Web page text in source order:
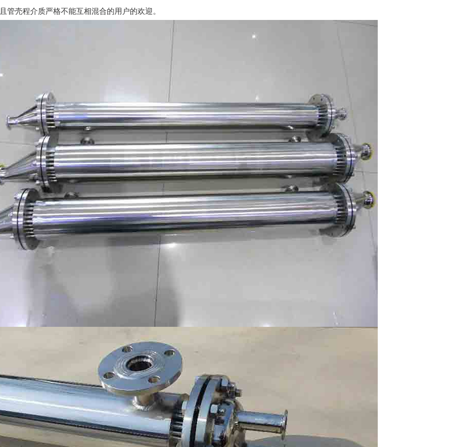
管壳程介质严格不能互相混合的用户的欢迎。